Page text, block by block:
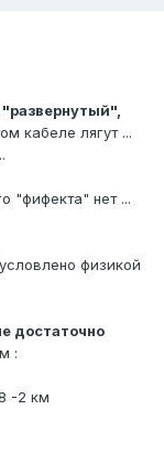
кабеле лягут ...
"фифекта" нет ...
физикой
достаточно
:
-2 км